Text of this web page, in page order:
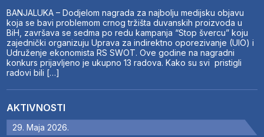
BANJALUKA – Dodjelom nagrada za najbolju medijsku objavu
koja se bavi problemom crnog tržišta duvanskih proizvoda u
BiH, završava se sedma po redu kampanja “Stop švercu” koju
zajednički organizuju Uprava za indirektno oporezivanje (UIO) i
Udruženje ekonomista RS SWOT. Ove godine na nagradni
konkurs prijavljeno je ukupno 13 radova. Kako su svi pristigli
radovi bili […]
AKTIVNOSTI
29. Maja 2026.